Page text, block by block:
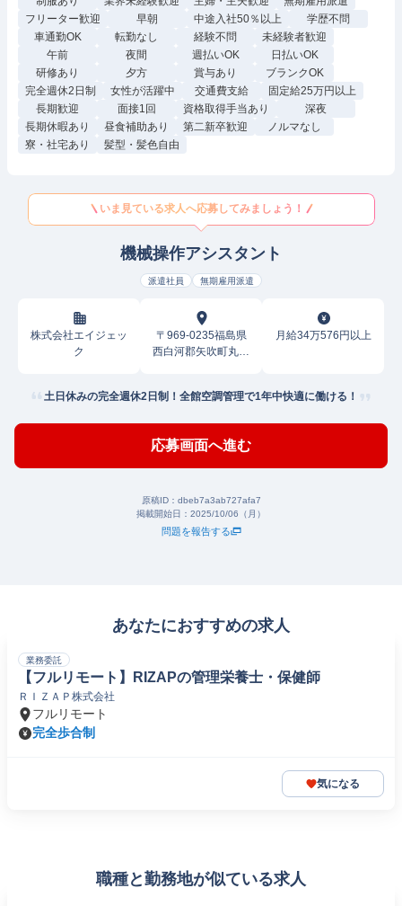
フリーター歓迎
早朝 中途入社50％以上
学歴不問
車通勤OK
転勤なし 経験不問
未経験者歓迎
午前
夜間 週払いOK
日払いOK
研修あり
夕方 賞与あり
ブランクOK
完全週休2日制
女性が活躍中 交通費支給
固定給25万円以上
長期歓迎
面接1回 資格取得手当あり
深夜
長期休暇あり
昼食補助あり 第二新卒歓迎
ノルマなし
寮・社宅あり
髪型・髪色自由
いま見ている求人へ応募してみましょう！
機械操作アシスタント
派遣社員 無期雇用派遣
株式会社エイジェッ
ク
〒969-0235福島県
西白河郡矢吹町丸の
月給34万576円以上
土日休みの完全週休2日制！全館空調管理で1年中快適に働ける！
応募画面へ進む
原稿ID： dbeb7a3ab727afa7
掲載開始日： 2025/10/06（月）
問題を報告する
あなたにおすすめの求人
業務委託
【フルリモート】RIZAPの管理栄養士・保健師
ＲＩＺＡＰ株式会社
フルリモート
完全歩合制
気になる
職種と勤務地が似ている求人